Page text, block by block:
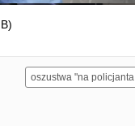
oszustwa "na policjanta